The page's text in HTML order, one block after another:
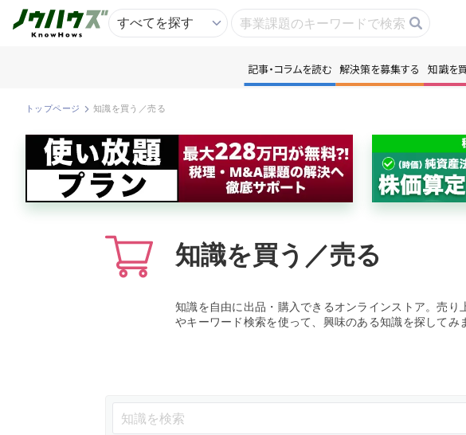
知識を買う／売る
専門家に電話する
資本政策を無料で
記事・コラムを読む 解決策を募集する 知識を
トップページ 知識を買う／売る
知識を買う／売る
知識を自由に出品・購入できるオンラインストア。売
やキーワード検索を使って、興味のある知識を探してみ